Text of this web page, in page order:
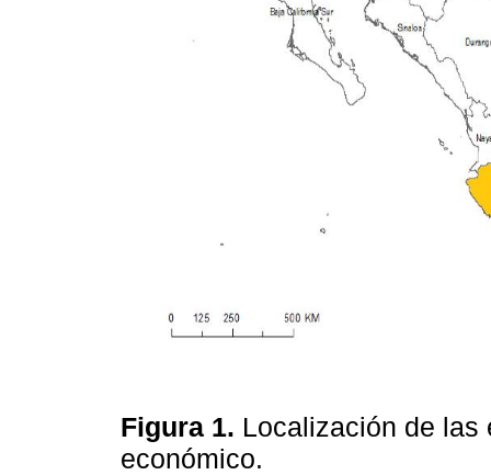
Figura 1. Localización de las
económico.